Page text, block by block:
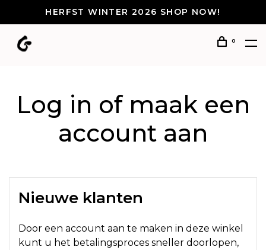
HERFST WINTER 2026 SHOP NOW!
0
Log in of maak een
account aan
Nieuwe klanten
Door een account aan te maken in deze winkel
kunt u het betalingsproces sneller doorlopen,